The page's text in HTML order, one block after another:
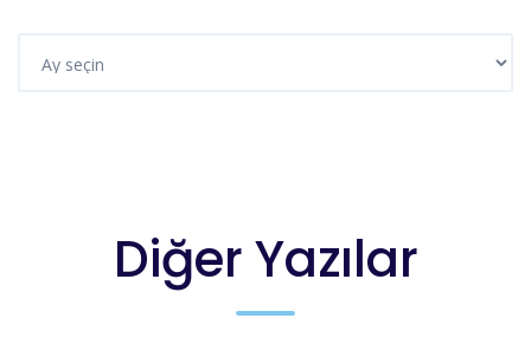
Diğer Yazılar